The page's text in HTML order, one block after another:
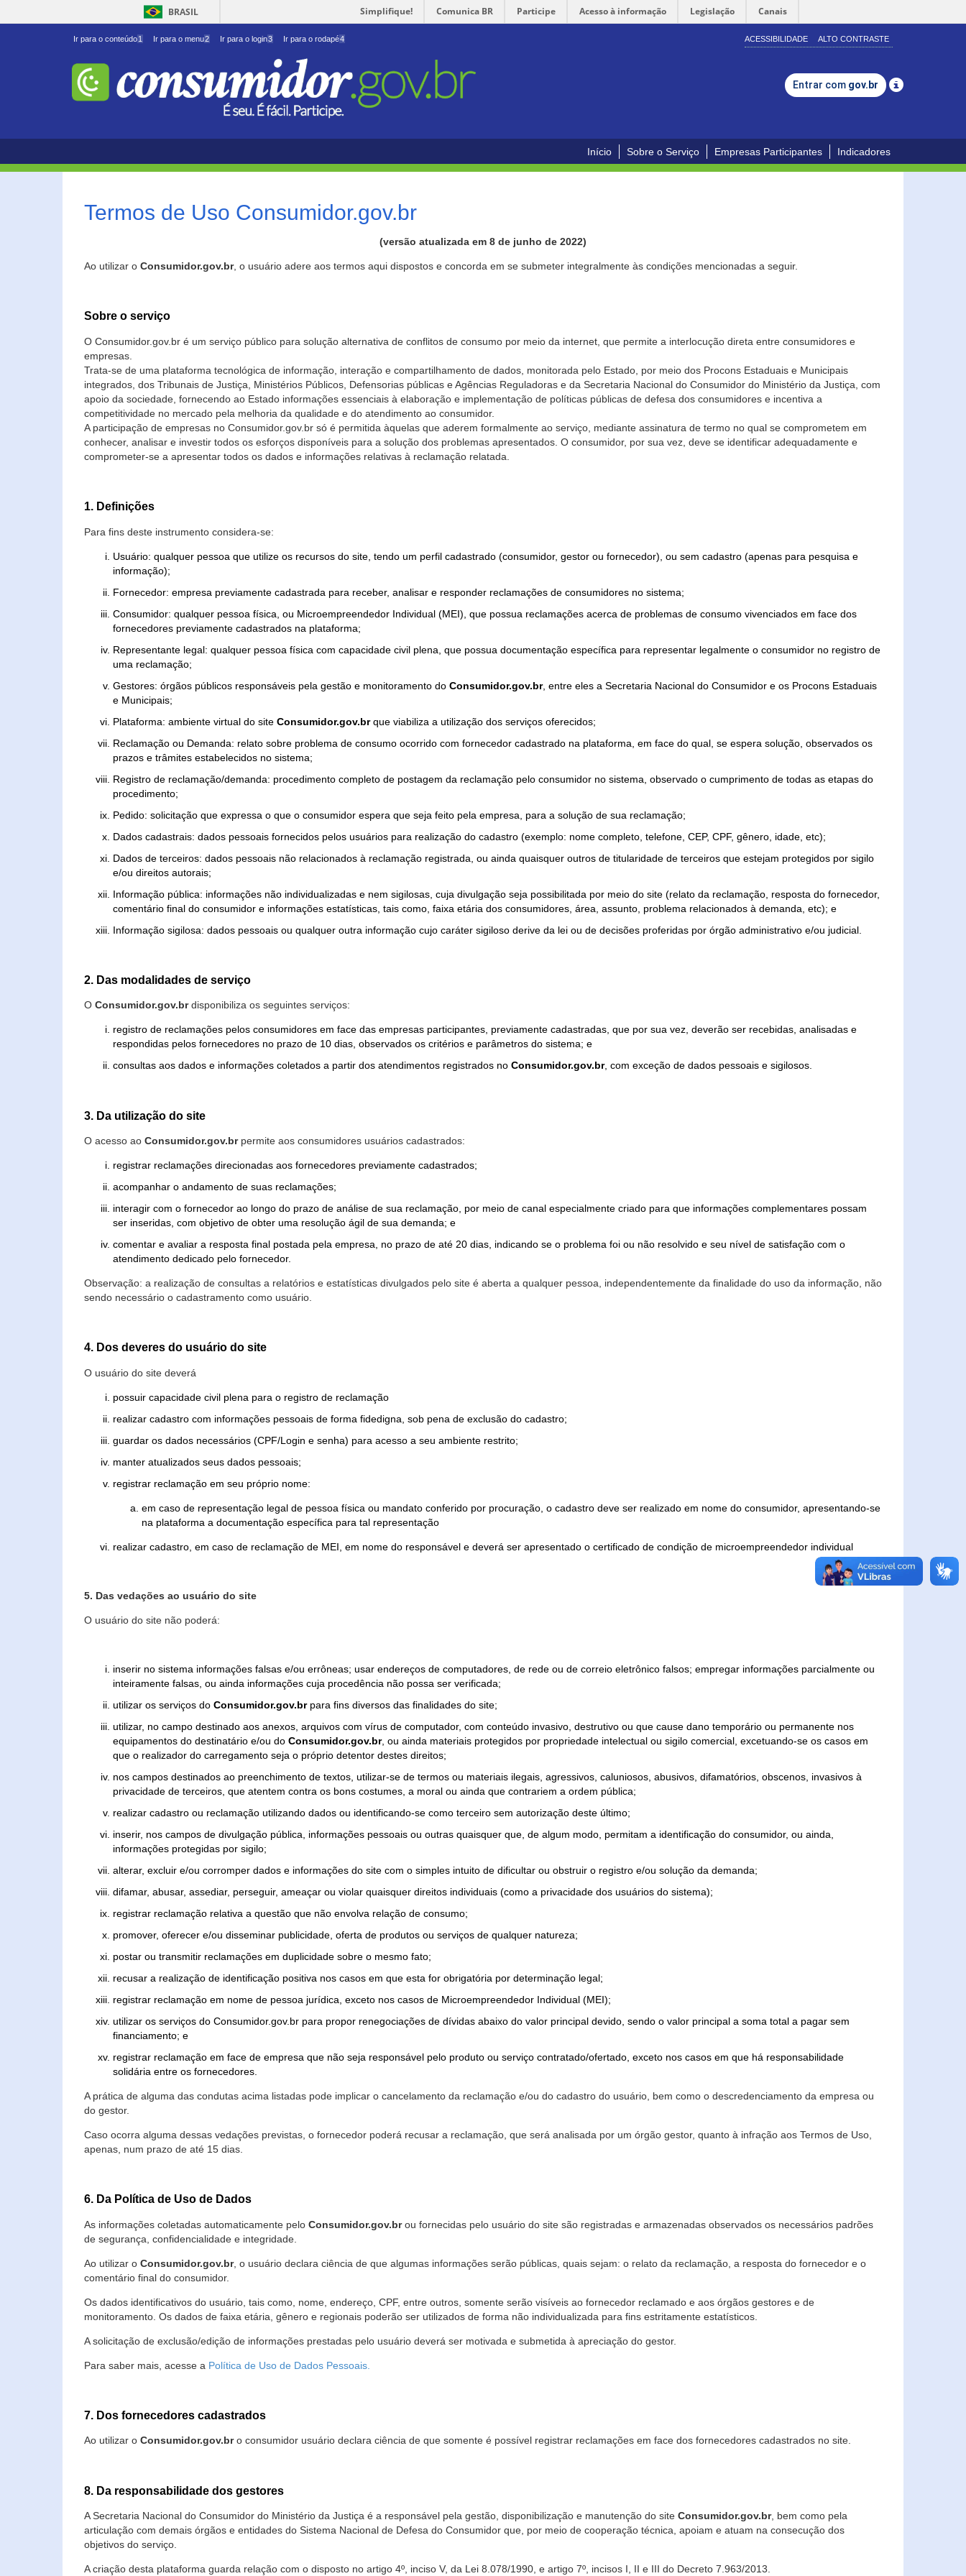
BRASIL Simplifique! Comunica BR Participe Acesso à informação Legislação Canais
Ir para o conteúdo1 Ir para o menu2 Ir para o login3 Ir para o rodapé4 ACESSIBILIDADE ALTO CONTRASTE
Entrar com gov.br
Início Sobre o Serviço Empresas Participantes Indicadores
Termos de Uso Consumidor.gov.br
(versão atualizada em 8 de junho de 2022)
Ao utilizar o Consumidor.gov.br, o usuário adere aos termos aqui dispostos e concorda em se submeter integralmente às condições mencionadas a seguir.
Sobre o serviço
O Consumidor.gov.br é um serviço público para solução alternativa de conflitos de consumo por meio da internet, que permite a interlocução direta entre consumidores e
empresas.
Trata-se de uma plataforma tecnológica de informação, interação e compartilhamento de dados, monitorada pelo Estado, por meio dos Procons Estaduais e Municipais
integrados, dos Tribunais de Justiça, Ministérios Públicos, Defensorias públicas e Agências Reguladoras e da Secretaria Nacional do Consumidor do Ministério da Justiça, com
apoio da sociedade, fornecendo ao Estado informações essenciais à elaboração e implementação de políticas públicas de defesa dos consumidores e incentiva a
competitividade no mercado pela melhoria da qualidade e do atendimento ao consumidor.
A participação de empresas no Consumidor.gov.br só é permitida àquelas que aderem formalmente ao serviço, mediante assinatura de termo no qual se comprometem em
conhecer, analisar e investir todos os esforços disponíveis para a solução dos problemas apresentados. O consumidor, por sua vez, deve se identificar adequadamente e
comprometer-se a apresentar todos os dados e informações relativas à reclamação relatada.
1. Definições
Para fins deste instrumento considera-se:
Usuário: qualquer pessoa que utilize os recursos do site, tendo um perfil cadastrado (consumidor, gestor ou fornecedor), ou sem cadastro (apenas para pesquisa e
informação);
Fornecedor: empresa previamente cadastrada para receber, analisar e responder reclamações de consumidores no sistema;
Consumidor: qualquer pessoa física, ou Microempreendedor Individual (MEI), que possua reclamações acerca de problemas de consumo vivenciados em face dos
fornecedores previamente cadastrados na plataforma;
Representante legal: qualquer pessoa física com capacidade civil plena, que possua documentação específica para representar legalmente o consumidor no registro de
uma reclamação;
Gestores: órgãos públicos responsáveis pela gestão e monitoramento do Consumidor.gov.br, entre eles a Secretaria Nacional do Consumidor e os Procons Estaduais
e Municipais;
Plataforma: ambiente virtual do site Consumidor.gov.brque viabiliza a utilização dos serviços oferecidos;
Reclamação ou Demanda: relato sobre problema de consumo ocorrido com fornecedor cadastrado na plataforma, em face do qual, se espera solução, observados os
prazos e trâmites estabelecidos no sistema;
Registro de reclamação/demanda: procedimento completo de postagem da reclamação pelo consumidor no sistema, observado o cumprimento de todas as etapas do
procedimento;
Pedido: solicitação que expressa o que o consumidor espera que seja feito pela empresa, para a solução de sua reclamação;
Dados cadastrais: dados pessoais fornecidos pelos usuários para realização do cadastro (exemplo: nome completo, telefone, CEP, CPF, gênero, idade, etc);
Dados de terceiros: dados pessoais não relacionados à reclamação registrada, ou ainda quaisquer outros de titularidade de terceiros que estejam protegidos por sigilo
e/ou direitos autorais;
Informação pública: informações não individualizadas e nem sigilosas, cuja divulgação seja possibilitada por meio do site (relato da reclamação, resposta do fornecedor,
comentário final do consumidor e informações estatísticas, tais como, faixa etária dos consumidores, área, assunto, problema relacionados à demanda, etc); e
Informação sigilosa: dados pessoais ou qualquer outra informação cujo caráter sigiloso derive da lei ou de decisões proferidas por órgão administrativo e/ou judicial.
2. Das modalidades de serviço
O Consumidor.gov.brdisponibiliza os seguintes serviços:
registro de reclamações pelos consumidores em face das empresas participantes, previamente cadastradas, que por sua vez, deverão ser recebidas, analisadas e
respondidas pelos fornecedores no prazo de 10 dias, observados os critérios e parâmetros do sistema; e
consultas aos dados e informações coletados a partir dos atendimentos registrados no Consumidor.gov.br, com exceção de dados pessoais e sigilosos.
3. Da utilização do site
O acesso ao Consumidor.gov.brpermite aos consumidores usuários cadastrados:
registrar reclamações direcionadas aos fornecedores previamente cadastrados;
acompanhar o andamento de suas reclamações;
interagir com o fornecedor ao longo do prazo de análise de sua reclamação, por meio de canal especialmente criado para que informações complementares possam
ser inseridas, com objetivo de obter uma resolução ágil de sua demanda; e
comentar e avaliar a resposta final postada pela empresa, no prazo de até 20 dias, indicando se o problema foi ou não resolvido e seu nível de satisfação com o
atendimento dedicado pelo fornecedor.
Observação: a realização de consultas a relatórios e estatísticas divulgados pelo site é aberta a qualquer pessoa, independentemente da finalidade do uso da informação, não
sendo necessário o cadastramento como usuário.
4. Dos deveres do usuário do site
O usuário do site deverá
possuir capacidade civil plena para o registro de reclamação
realizar cadastro com informações pessoais de forma fidedigna, sob pena de exclusão do cadastro;
guardar os dados necessários (CPF/Login e senha) para acesso a seu ambiente restrito;
manter atualizados seus dados pessoais;
registrar reclamação em seu próprio nome:
em caso de representação legal de pessoa física ou mandato conferido por procuração, o cadastro deve ser realizado em nome do consumidor, apresentando-se
na plataforma a documentação específica para tal representação
realizar cadastro, em caso de reclamação de MEI, em nome do responsável e deverá ser apresentado o certificado de condição de microempreendedor individual
5. Das vedações ao usuário do site
O usuário do site não poderá:
inserir no sistema informações falsas e/ou errôneas; usar endereços de computadores, de rede ou de correio eletrônico falsos; empregar informações parcialmente ou
inteiramente falsas, ou ainda informações cuja procedência não possa ser verificada;
utilizar os serviços do Consumidor.gov.brpara fins diversos das finalidades do site;
utilizar, no campo destinado aos anexos, arquivos com vírus de computador, com conteúdo invasivo, destrutivo ou que cause dano temporário ou permanente nos
equipamentos do destinatário e/ou do Consumidor.gov.br, ou ainda materiais protegidos por propriedade intelectual ou sigilo comercial, excetuando-se os casos em
que o realizador do carregamento seja o próprio detentor destes direitos;
nos campos destinados ao preenchimento de textos, utilizar-se de termos ou materiais ilegais, agressivos, caluniosos, abusivos, difamatórios, obscenos, invasivos à
privacidade de terceiros, que atentem contra os bons costumes, a moral ou ainda que contrariem a ordem pública;
realizar cadastro ou reclamação utilizando dados ou identificando-se como terceiro sem autorização deste último;
inserir, nos campos de divulgação pública, informações pessoais ou outras quaisquer que, de algum modo, permitam a identificação do consumidor, ou ainda,
informações protegidas por sigilo;
alterar, excluir e/ou corromper dados e informações do site com o simples intuito de dificultar ou obstruir o registro e/ou solução da demanda;
difamar, abusar, assediar, perseguir, ameaçar ou violar quaisquer direitos individuais (como a privacidade dos usuários do sistema);
registrar reclamação relativa a questão que não envolva relação de consumo;
promover, oferecer e/ou disseminar publicidade, oferta de produtos ou serviços de qualquer natureza;
postar ou transmitir reclamações em duplicidade sobre o mesmo fato;
recusar a realização de identificação positiva nos casos em que esta for obrigatória por determinação legal;
registrar reclamação em nome de pessoa jurídica, exceto nos casos de Microempreendedor Individual (MEI);
utilizar os serviços do Consumidor.gov.br para propor renegociações de dívidas abaixo do valor principal devido, sendo o valor principal a soma total a pagar sem
financiamento; e
registrar reclamação em face de empresa que não seja responsável pelo produto ou serviço contratado/ofertado, exceto nos casos em que há responsabilidade
solidária entre os fornecedores.
A prática de alguma das condutas acima listadas pode implicar o cancelamento da reclamação e/ou do cadastro do usuário, bem como o descredenciamento da empresa ou
do gestor.
Caso ocorra alguma dessas vedações previstas, o fornecedor poderá recusar a reclamação, que será analisada por um órgão gestor, quanto à infração aos Termos de Uso,
apenas, num prazo de até 15 dias.
6. Da Política de Uso de Dados
As informações coletadas automaticamente pelo Consumidor.gov.brou fornecidas pelo usuário do site são registradas e armazenadas observados os necessários padrões
de segurança, confidencialidade e integridade.
Ao utilizar o Consumidor.gov.br, o usuário declara ciência de que algumas informações serão públicas, quais sejam: o relato da reclamação, a resposta do fornecedor e o
comentário final do consumidor.
Os dados identificativos do usuário, tais como, nome, endereço, CPF, entre outros, somente serão visíveis ao fornecedor reclamado e aos órgãos gestores e de
monitoramento. Os dados de faixa etária, gênero e regionais poderão ser utilizados de forma não individualizada para fins estritamente estatísticos.
A solicitação de exclusão/edição de informações prestadas pelo usuário deverá ser motivada e submetida à apreciação do gestor.
Para saber mais, acesse a Política de Uso de Dados Pessoais.
7. Dos fornecedores cadastrados
Ao utilizar o Consumidor.gov.bro consumidor usuário declara ciência de que somente é possível registrar reclamações em face dos fornecedores cadastrados no site.
8. Da responsabilidade dos gestores
A Secretaria Nacional do Consumidor do Ministério da Justiça é a responsável pela gestão, disponibilização e manutenção do site Consumidor.gov.br, bem como pela
articulação com demais órgãos e entidades do Sistema Nacional de Defesa do Consumidor que, por meio de cooperação técnica, apoiam e atuam na consecução dos
objetivos do serviço.
A criação desta plataforma guarda relação com o disposto no artigo 4º, inciso V, da Lei 8.078/1990, e artigo 7º, incisos I, II e III do Decreto 7.963/2013.